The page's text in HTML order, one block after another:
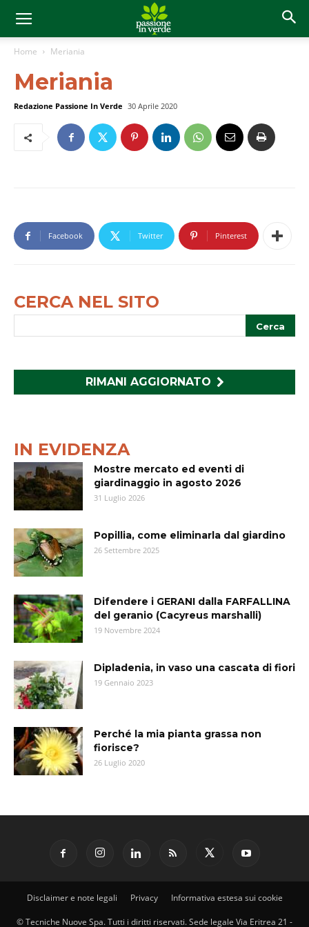
Home Meriania
Meriania
Redazione Passione In Verde 30 Aprile 2020
Facebook Twitter Pinterest
CERCA NEL SITO
RIMANI AGGIORNATO
IN EVIDENZA
Mostre mercato ed eventi di
giardinaggio in agosto 2026
31 Luglio 2026
Popillia, come eliminarla dal giardino
26 Settembre 2025
Difendere i GERANI dalla FARFALLINA
del geranio (Cacyreus marshalli)
19 Novembre 2024
Dipladenia, in vaso una cascata di fiori
19 Gennaio 2023
Perché la mia pianta grassa non
fiorisce?
26 Luglio 2020
Disclaimer e note legali Privacy Informativa estesa sui cookie
© Tecniche Nuove Spa. Tutti i diritti riservati. Sede legale Via Eritrea 21 -